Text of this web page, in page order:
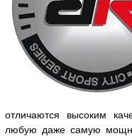
отличаются высоким
любую даже самую